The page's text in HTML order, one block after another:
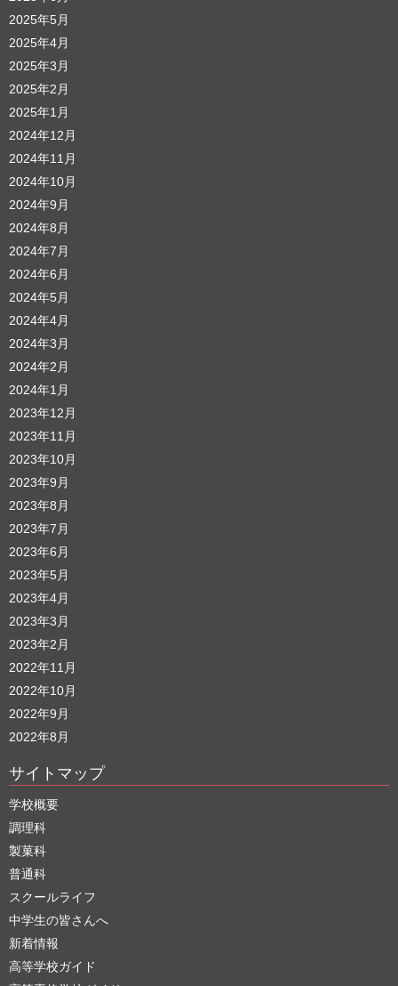
2025年5月
2025年4月
2025年3月
2025年2月
2025年1月
2024年12月
2024年11月
2024年10月
2024年9月
2024年8月
2024年7月
2024年6月
2024年5月
2024年4月
2024年3月
2024年2月
2024年1月
2023年12月
2023年11月
2023年10月
2023年9月
2023年8月
2023年7月
2023年6月
2023年5月
2023年4月
2023年3月
2023年2月
2022年11月
2022年10月
2022年9月
2022年8月
サイトマップ
学校概要
調理科
製菓科
普通科
スクールライフ
中学生の皆さんへ
新着情報
高等学校ガイド